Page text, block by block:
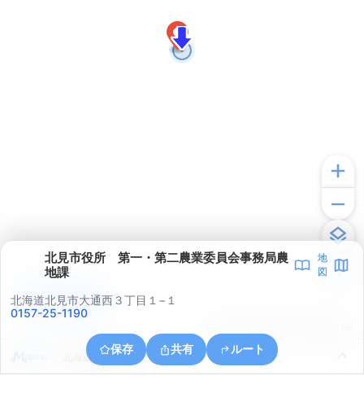
北見市役所 第一・第二農業委員会事務局農
地課
地
図
北海道北見市大通西３丁目１−１
0157-25-1190
保存 共有 ルート
北海道北見市川東
アプリで見る